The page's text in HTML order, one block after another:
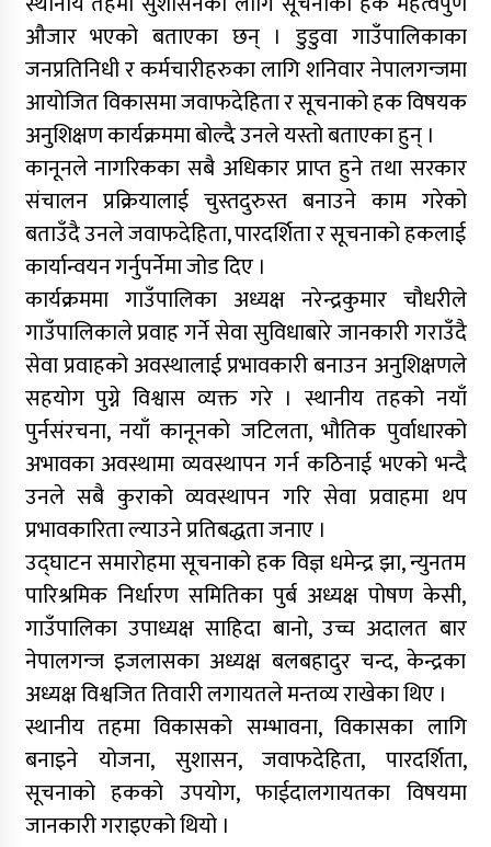
औजार भएको बताएका छन् । डुडुवा गाउँपालिकाका
जनप्रतिनिधी र कर्मचारीहरुका लागि शनिवार नेपालगन्जमा
आयोजित विकासमा जवाफदेहिता र सूचनाको हक विषयक
अनुशिक्षण कार्यक्रममा बोल्दै उनले यस्तो बताएका हुन् ।
कानूनले नागरिकका सबै अधिकार प्राप्त हुने तथा सरकार
संचालन प्रक्रियालाई चुस्तदुरुस्त बनाउने काम गरेको
बताउँदै उनले जवाफदेहिता, पारदर्शिता र सूचनाको हकलाई
कार्यान्वयन गर्नुपर्नेमा जोड दिए ।
कार्यक्रममा गाउँपालिका अध्यक्ष नरेन्द्रकुमार चौधरीले
गाउँपालिकाले प्रवाह गर्ने सेवा सुविधाबारे जानकारी गराउँदै
सेवा प्रवाहको अवस्थालाई प्रभावकारी बनाउन अनुशिक्षणले
सहयोग पुग्ने विश्वास व्यक्त गरे । स्थानीय तहको नयाँ
पुर्नसंरचना, नयाँ कानूनको जटिलता, भौतिक पुर्वाधारको
अभावका अवस्थामा व्यवस्थापन गर्न कठिनाई भएको भन्दै
उनले सबै कुराको व्यवस्थापन गरि सेवा प्रवाहमा थप
प्रभावकारिता ल्याउने प्रतिबद्धता जनाए ।
उद्घाटन समारोहमा सूचनाको हक विज्ञ धमेन्द्र झा, न्युनतम
पारिश्रमिक निर्धारण समितिका पुर्ब अध्यक्ष पोषण केसी,
गाउँपालिका उपाध्यक्ष साहिदा बानो, उच्च अदालत बार
नेपालगन्ज इजलासका अध्यक्ष बलबहादुर चन्द, केन्द्रका
अध्यक्ष विश्वजित तिवारी लगायतले मन्तव्य राखेका थिए ।
स्थानीय तहमा विकासको सम्भावना, विकासका लागि
बनाइने योजना, सुशासन, जवाफदेहिता, पारदर्शिता,
सूचनाको हकको उपयोग, फाईदालगायतका विषयमा
जानकारी गराइएको थियो ।